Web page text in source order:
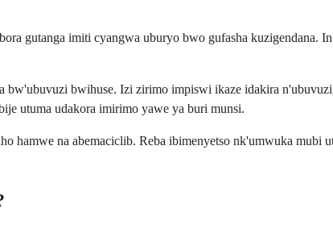
gutanga imiti cyangwa uburyo bwo gufasha
bw'ubuvuzi bwihuse. Izi zirimo impiswi ikaze idakira
utuma udakora imirimo yawe ya buri munsi.
hamwe na abemaciclib. Reba ibimenyetso nk'umwuka